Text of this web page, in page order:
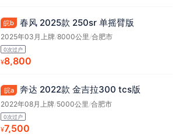
皖b 春风 2025款 250sr 单摇臂版
2025年03月上牌/8000公里 /合肥市
0次过户
¥8,800
皖a 奔达 2022款 金吉拉300 tcs版
2022年08月上牌/5000公里 /合肥市
0次过户
¥7,500